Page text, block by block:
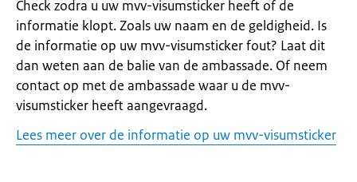
Check zodra u uw mvv-visumsticker heeft of de
informatie klopt. Zoals uw naam en de geldigheid. Is
de informatie op uw mvv-visumsticker fout? Laat dit
dan weten aan de balie van de ambassade. Of neem
contact op met de ambassade waar u de mvv-
visumsticker heeft aangevraagd.
Lees meer over de informatie op uw mvv-visumsticker